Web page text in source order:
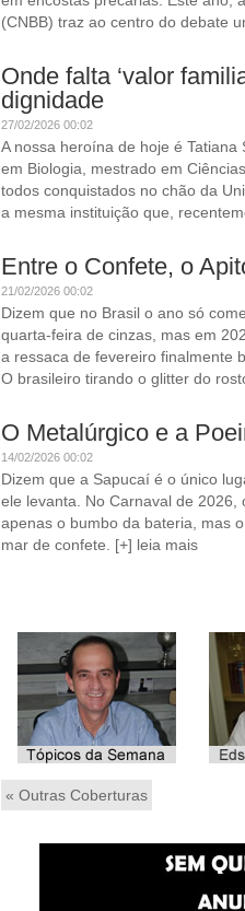
(CNBB) traz ao centro do debate
Onde falta ‘valor
dignidade
27/02/2026 00:02
A nossa heroína de hoje é
em Biologia, mestrado em
todos conquistados no chão da
a mesma instituição que,
Entre o Confete, o
21/02/2026 00:02
Dizem que no Brasil o ano só
quarta-feira de cinzas, mas em
a ressaca de fevereiro finalmente
O brasileiro tirando o glitter do
O Metalúrgico e a
14/02/2026 00:02
Dizem que a Sapucaí é o único
ele levanta. No Carnaval de
apenas o bumbo da bateria, mas
mar de confete.
[+] leia mais
« Outras Coberturas